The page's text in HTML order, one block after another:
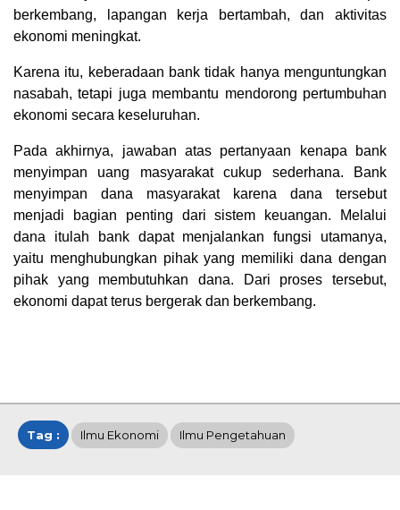
berkembang, lapangan kerja bertambah, dan aktivitas
ekonomi meningkat.
Karena itu, keberadaan bank tidak hanya menguntungkan
nasabah, tetapi juga membantu mendorong pertumbuhan
ekonomi secara keseluruhan.
Pada akhirnya, jawaban atas pertanyaan kenapa bank
menyimpan uang masyarakat cukup sederhana. Bank
menyimpan dana masyarakat karena dana tersebut
menjadi bagian penting dari sistem keuangan. Melalui
dana itulah bank dapat menjalankan fungsi utamanya,
yaitu menghubungkan pihak yang memiliki dana dengan
pihak yang membutuhkan dana. Dari proses tersebut,
ekonomi dapat terus bergerak dan berkembang.
Tag : Ilmu Ekonomi Ilmu Pengetahuan